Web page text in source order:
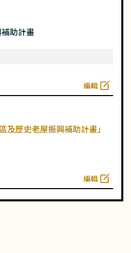
助計畫
編輯
及歷史老屋振興補助計畫」
編輯